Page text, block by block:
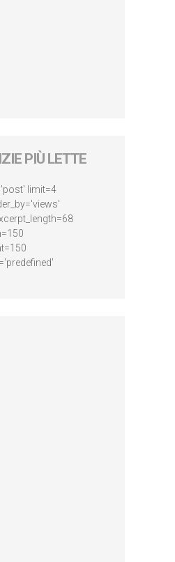
PIÙ LETTE
limit=4